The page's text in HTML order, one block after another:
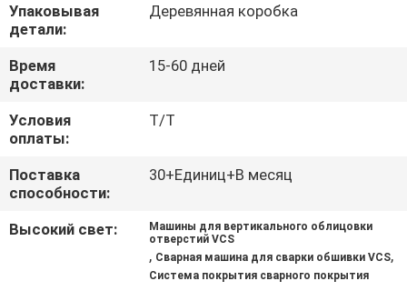
СВЯЖИТЕСЬ
МЫ
НОВОСТИ
СПРОСИТЕ
ЦИТАТУ
Упаковывая
детали:
Деревянная коробка
Время
доставки:
15-60 дней
Условия
оплаты:
T/T
Поставка
способности:
30+Единиц+В месяц
Высокий свет:
Машины для вертикального облицовки
отверстий VCS
, Сварная машина для сварки обшивки VCS,
Система покрытия сварного покрытия